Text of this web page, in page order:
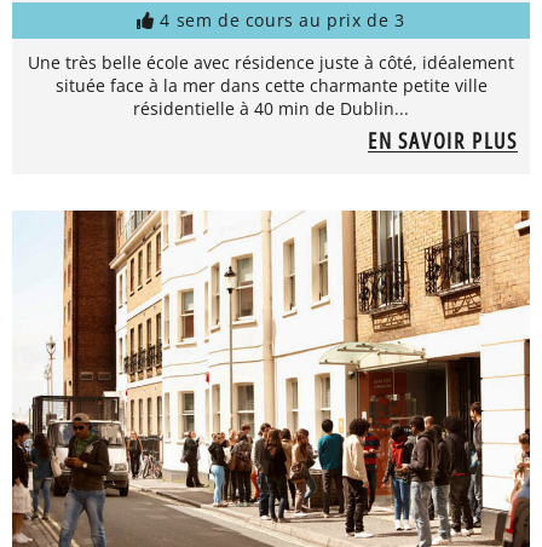
4 sem de cours au prix de 3
Une très belle école avec résidence juste à côté, idéalement
située face à la mer dans cette charmante petite ville
résidentielle à 40 min de Dublin...
EN SAVOIR PLUS